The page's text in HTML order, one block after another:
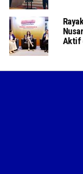
Aktif